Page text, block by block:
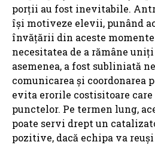
porții au fost inevitabile.
își motiveze elevii, punând
învățării din aceste
necesitatea de a rămâne uniți
asemenea, a fost subliniată
comunicarea și coordonarea
evita erorile costisitoare care
punctelor. Pe termen lung,
poate servi drept un
pozitive, dacă echipa va